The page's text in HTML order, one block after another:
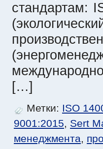
стандартам:
[…]
Метки: ISO
9001:2015, Sert
менеджмента,